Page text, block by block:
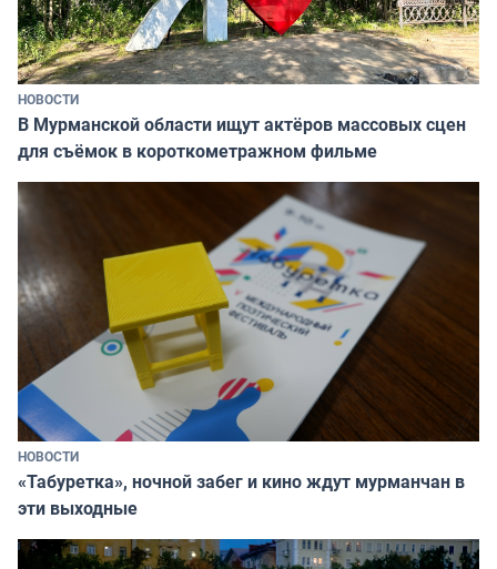
НОВОСТИ
В Мурманской области ищут актёров массовых сцен
для съёмок в короткометражном фильме
НОВОСТИ
«Табуретка», ночной забег и кино ждут мурманчан в
эти выходные